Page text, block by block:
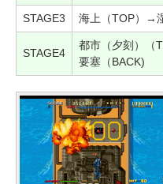
STAGE3 海上（TOP）→
STAGE4
都市（夕刻）（
要塞（BACK)